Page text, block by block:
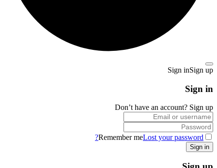
Sign inSign up
Sign in
Don’t have an account? Sign up
Remember meLost your password?